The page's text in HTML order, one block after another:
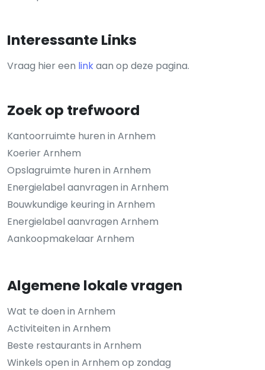
Interessante Links
Vraag hier een linkaan op deze pagina.
Zoek op trefwoord
Kantoorruimte huren in Arnhem
Koerier Arnhem
Opslagruimte huren in Arnhem
Energielabel aanvragen in Arnhem
Bouwkundige keuring in Arnhem
Energielabel aanvragen Arnhem
Aankoopmakelaar Arnhem
Algemene lokale vragen
Wat te doen in Arnhem
Activiteiten in Arnhem
Beste restaurants in Arnhem
Winkels open in Arnhem op zondag